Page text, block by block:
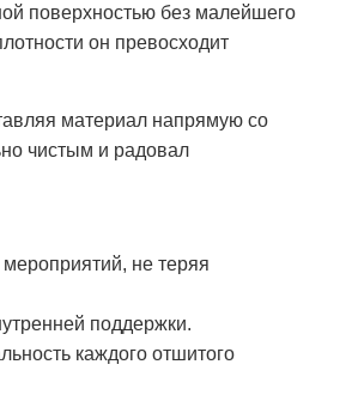
поверхностью без малейшего
он превосходит
материал напрямую со
чистым и радовал
не теряя
поддержки.
каждого отшитого